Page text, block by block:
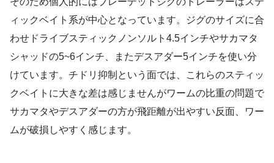
ィックベイト系が中心となっています。ジグのサイズに合
わせドライブスティックノンソルト4.5インチやサカマタ
シャッドの5~6インチ、またデスアダー5インチを使い分
けています。チドリ抑制という面では、これらのスティッ
クベイトに大きな差は感じませんがワームの比重の問題で
サカマタやデスアダーの方が飛距離が出やすい反面、ワー
ムが破損しやすく感じます。